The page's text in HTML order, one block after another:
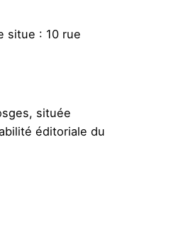
situe : 10 rue
située
éditoriale du